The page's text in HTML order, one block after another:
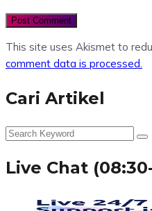
This site uses Akismet to
comment data is processed.
Cari Artikel
Live Chat